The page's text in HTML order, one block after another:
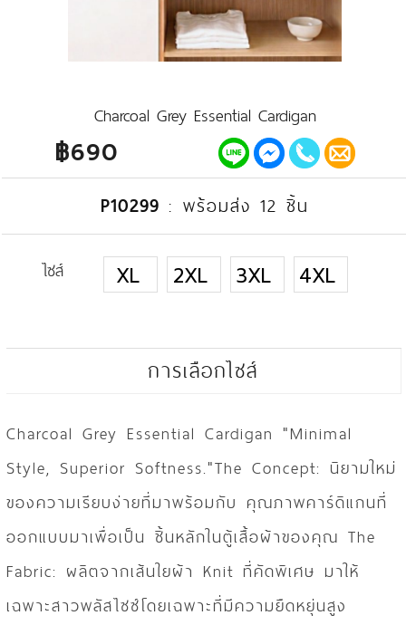
Charcoal Grey Essential Cardigan
฿690
P10299 : พร้อมส่ง 12 ชิ้น
ไซส์ XL 2XL 3XL 4XL
การเลือกไซส์
Charcoal Grey Essential Cardigan "Minimal
Style, Superior Softness."The Concept: นิยามใหม่
ของความเรียบง่ายที่มาพร้อมกับ คุณภาพคาร์ดิแกนที่
ออกแบบมาเพื่อเป็น ชิ้นหลักในตู้เสื้อผ้าของคุณ The
Fabric: ผลิตจากเส้นใยผ้า Knit ที่คัดพิเศษ มาให้
เฉพาะสาวพลัสไซซ์โดยเฉพาะที่มีความยืดหยุ่นสูง